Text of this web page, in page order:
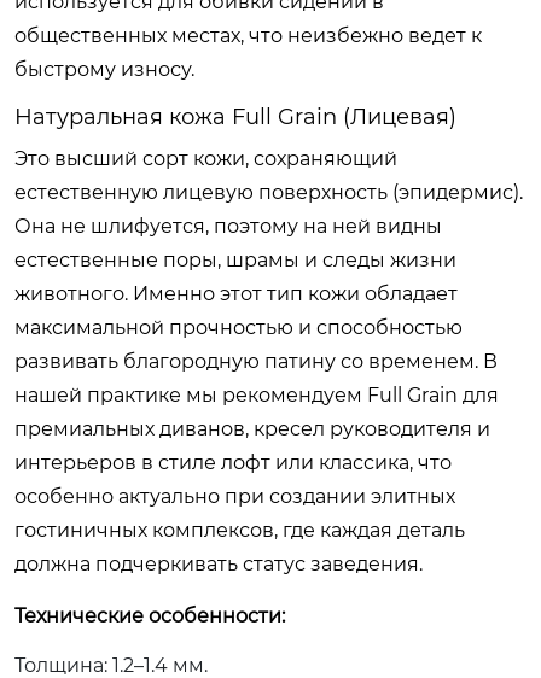
общественных местах, что неизбежно ведет к
быстрому износу.
Натуральная кожа Full Grain (Лицевая)
Это высший сорт кожи, сохраняющий
естественную лицевую поверхность (эпидермис).
Она не шлифуется, поэтому на ней видны
естественные поры, шрамы и следы жизни
животного. Именно этот тип кожи обладает
максимальной прочностью и способностью
развивать благородную патину со временем. В
нашей практике мы рекомендуем Full Grain для
премиальных диванов, кресел руководителя и
интерьеров в стиле лофт или классика, что
особенно актуально при создании элитных
гостиничных комплексов, где каждая деталь
должна подчеркивать статус заведения.
Технические особенности:
Толщина: 1.2–1.4 мм.